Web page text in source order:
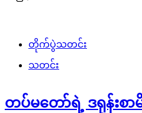
တိုက်ပွဲသတင်း
သတင်း
တပ်မတော်ရဲ့ ဒရုန်းစာ